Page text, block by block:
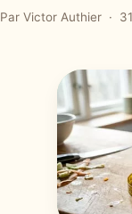
Par Victor Authier